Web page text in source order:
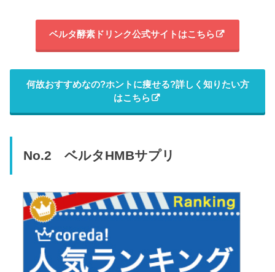
ベルタ酵素ドリンク公式サイトはこちら
何故おすすめなの?ホントに痩せる?詳しく知りたい方
はこちら
No.2 ベルタHMBサプリ